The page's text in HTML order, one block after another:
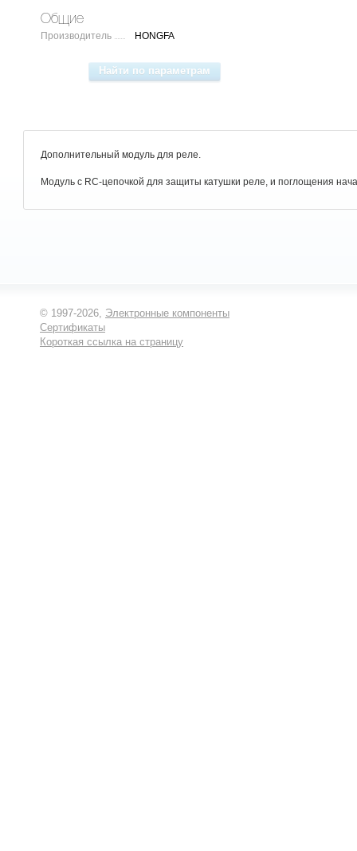
Общие
Производитель HONGFA
Дополнительный модуль для реле.
Модуль с RC-цепочкой для защиты катушки реле, и поглощения
© 1997-2026, Электронные компоненты
Сертификаты
Короткая ссылка на страницу